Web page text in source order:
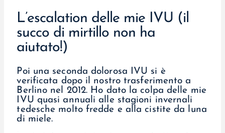
L’escalation delle mie IVU (il
succo di mirtillo non ha
aiutato!)
Poi una seconda dolorosa IVU si è
verificata dopo il nostro trasferimento a
Berlino nel 2012. Ho dato la colpa delle mie
IVU quasi annuali alle stagioni invernali
tedesche molto fredde e alla cistite da luna
di miele.